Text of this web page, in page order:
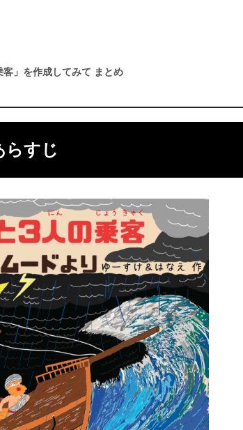
」を作成してみて まとめ
らすじ